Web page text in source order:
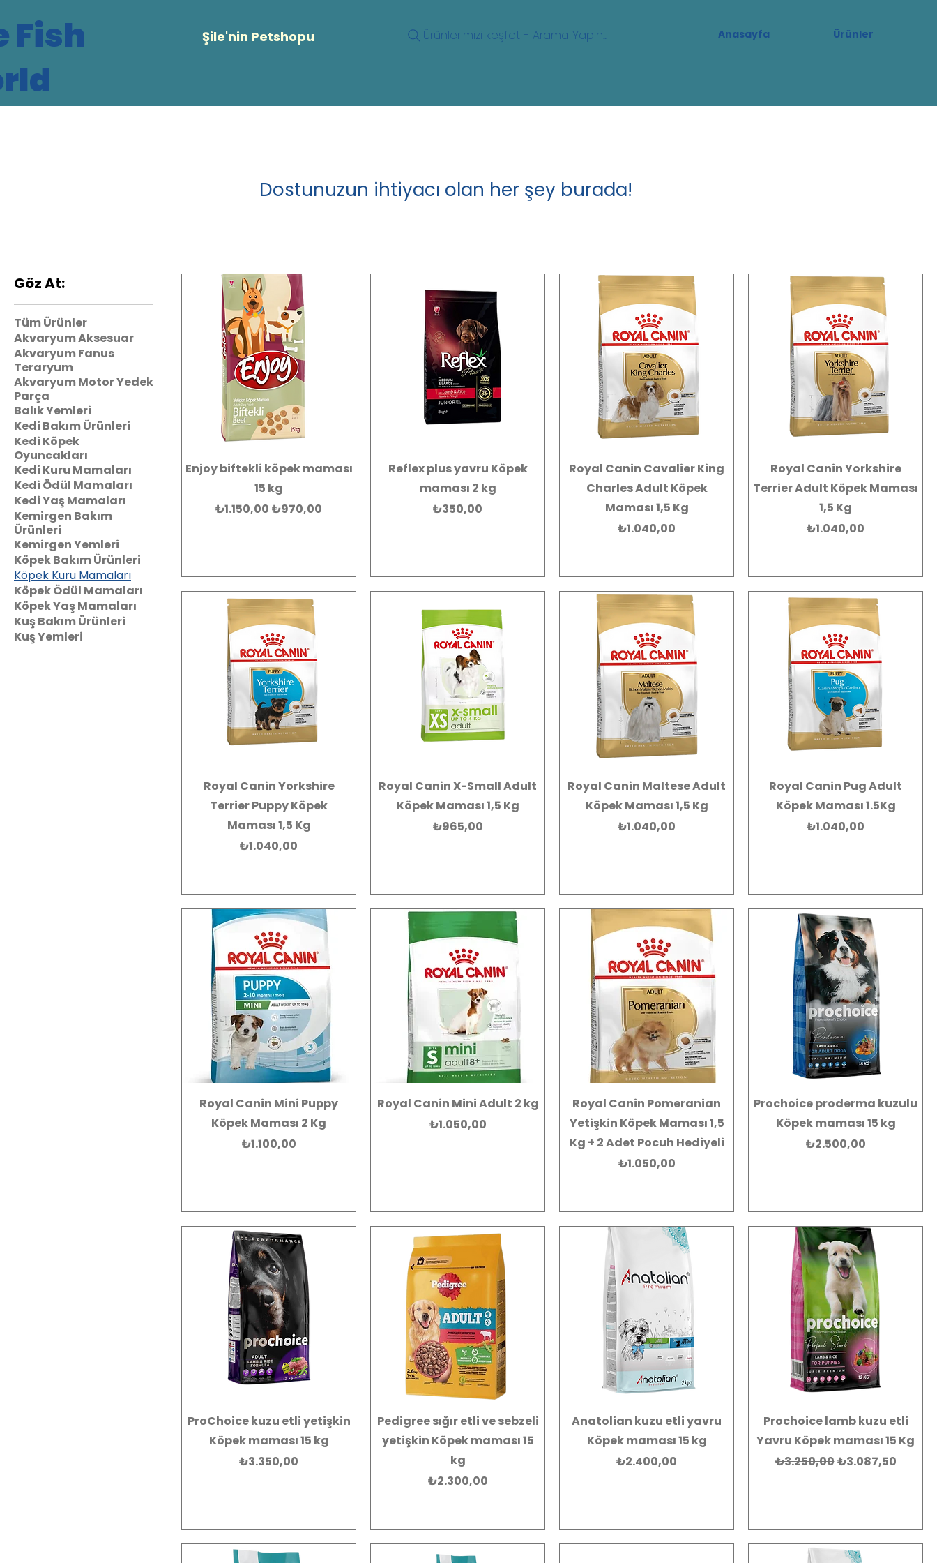
Şile'nin Petshopu Ürünlerimizi keşfet - Arama Yapın...
Fish
Anasayfa Ürünler
Dostunuzun ihtiyacı olan her şey burada!
Göz At:
Tüm Ürünler
Akvaryum Aksesuar
Akvaryum Fanus
Teraryum
Akvaryum Motor Yedek
Parça
Balık Yemleri
Kedi Bakım Ürünleri
Kedi Köpek
Oyuncakları
Kedi Kuru Mamaları
Kedi Ödül Mamaları
Kedi Yaş Mamaları
Kemirgen Bakım
Ürünleri
Kemirgen Yemleri
Köpek Bakım Ürünleri
Köpek Kuru Mamaları
Köpek Ödül Mamaları
Köpek Yaş Mamaları
Kuş Bakım Ürünleri
Kuş Yemleri
Enjoy biftekli köpek maması
15 kg
Normal Fiyat
₺1.150,00İndirimli Fiyat
₺970,00
Reflex plus yavru Köpek
maması 2 kg
Fiyat
₺350,00
Royal Canin Cavalier King
Charles Adult Köpek
Maması 1,5 Kg
Fiyat
₺1.040,00
Royal Canin Yorkshire
Terrier Adult Köpek Maması
1,5 Kg
Fiyat
₺1.040,00
Royal Canin Yorkshire
Terrier Puppy Köpek
Maması 1,5 Kg
Fiyat
₺1.040,00
Royal Canin X-Small Adult
Köpek Maması 1,5 Kg
Fiyat
₺965,00
Royal Canin Maltese Adult
Köpek Maması 1,5 Kg
Fiyat
₺1.040,00
Royal Canin Pug Adult
Köpek Maması 1.5Kg
Fiyat
₺1.040,00
Royal Canin Mini Puppy
Köpek Maması 2 Kg
Fiyat
₺1.100,00
Royal Canin Mini Adult 2 kg
Fiyat
₺1.050,00
Royal Canin Pomeranian
Yetişkin Köpek Maması 1,5
Kg + 2 Adet Pocuh Hediyeli
Fiyat
₺1.050,00
Prochoice proderma kuzulu
Köpek maması 15 kg
Fiyat
₺2.500,00
ProChoice kuzu etli yetişkin
Köpek maması 15 kg
Fiyat
₺3.350,00
Pedigree sığır etli ve sebzeli
yetişkin Köpek maması 15
kg
Fiyat
₺2.300,00
Anatolian kuzu etli yavru
Köpek maması 15 kg
Fiyat
₺2.400,00
Prochoice lamb kuzu etli
Yavru Köpek maması 15 Kg
Normal Fiyat
₺3.250,00İndirimli Fiyat
₺3.087,50